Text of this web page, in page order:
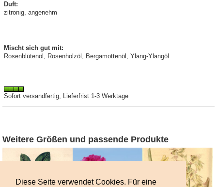
Diese Seite verwendet Cookies. Für eine
Duft:
zitronig, angenehm
Mischt sich gut mit:
Rosenblütenöl, Rosenholzöl, Bergamottenöl, Ylang-Ylangöl
Sofort versandfertig, Lieferfrist 1-3 Werktage
Weitere Größen und passende Produkte